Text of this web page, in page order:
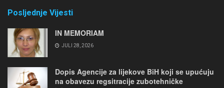
Posljednje Vijesti
IN MEMORIAM
JULI 28, 2026
Dopis Agencije za lijekove BiH koji se upućuju
na obavezu regsitracije zubotehničke